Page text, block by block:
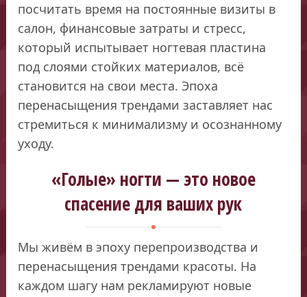
посчитать время на постоянные визиты в
салон, финансовые затраты и стресс,
который испытывает ногтевая пластина
под слоями стойких материалов, всё
становится на свои места. Эпоха
перенасыщения трендами заставляет нас
стремиться к минимализму и осознанному
уходу.
«Голые» ногти — это новое
спасение для ваших рук
Мы живём в эпоху перепроизводства и
перенасыщения трендами красоты. На
каждом шагу нам рекламируют новые